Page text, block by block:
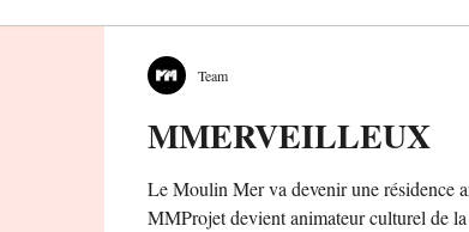
MMERVEILLEUX
Le Moulin Mer va devenir une résidence
MMProjet devient animateur culturel de
Team